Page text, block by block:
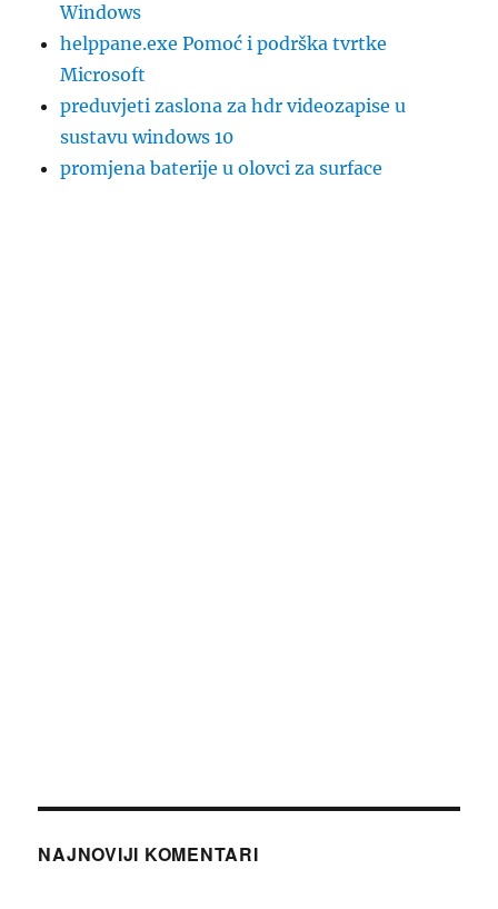
Windows
helppane.exe Pomoć i podrška tvrtke
Microsoft
preduvjeti zaslona za hdr videozapise u
sustavu windows 10
promjena baterije u olovci za surface
NAJNOVIJI KOMENTARI